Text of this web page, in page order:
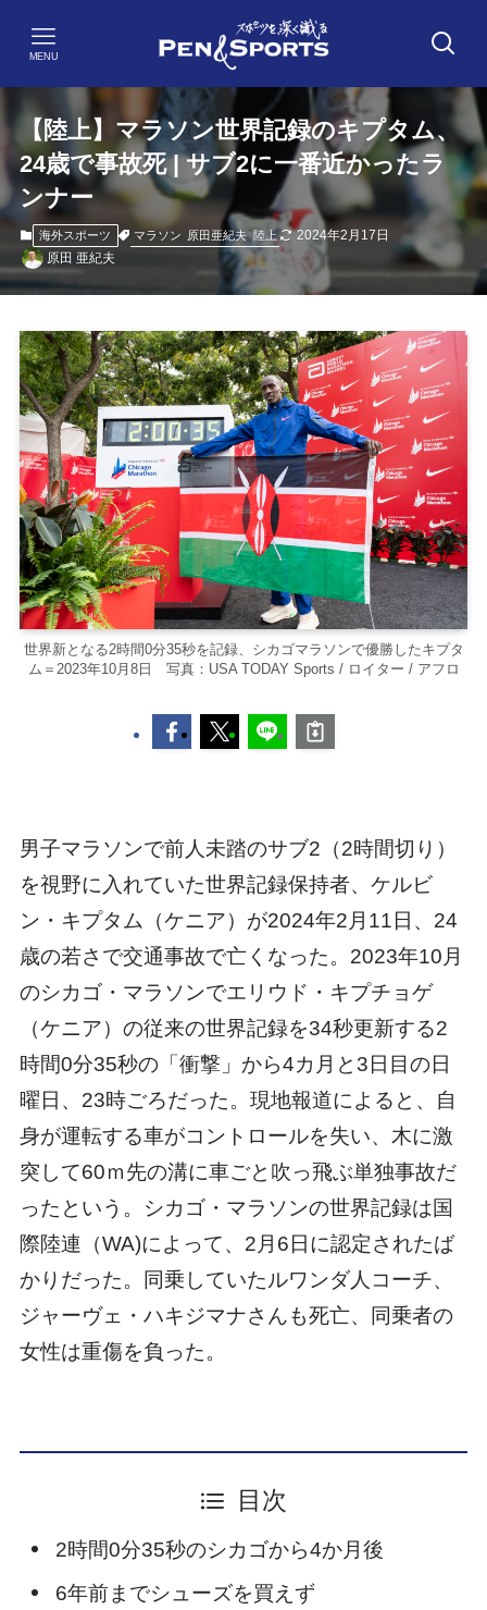
MENU
【陸上】マラソン世界記録のキプタム、
24歳で事故死 | サブ2に一番近かったラ
ンナー
海外スポーツ マラソン 原田亜紀夫 陸上
2024年2月17日
原田 亜紀夫
世界新となる2時間0分35秒を記録、シカゴマラソンで優勝したキプタ
ム＝2023年10月8日 写真：USA TODAY Sports / ロイター / アフロ
男子マラソンで前人未踏のサブ2（2時間切り）
を視野に入れていた世界記録保持者、ケルビ
ン・キプタム（ケニア）が2024年2月11日、24
歳の若さで交通事故で亡くなった。2023年10月
のシカゴ・マラソンでエリウド・キプチョゲ
（ケニア）の従来の世界記録を34秒更新する2
時間0分35秒の「衝撃」から4カ月と3日目の日
曜日、23時ごろだった。現地報道によると、自
身が運転する車がコントロールを失い、木に激
突して60ｍ先の溝に車ごと吹っ飛ぶ単独事故だ
ったという。シカゴ・マラソンの世界記録は国
際陸連（WA)によって、2月6日に認定されたば
かりだった。同乗していたルワンダ人コーチ、
ジャーヴェ・ハキジマナさんも死亡、同乗者の
女性は重傷を負った。
目次
2時間0分35秒のシカゴから4か月後
6年前までシューズを買えず